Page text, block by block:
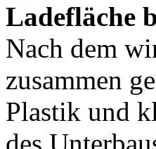
Ladefläche
Nach dem
zusammen
Plastik und
des